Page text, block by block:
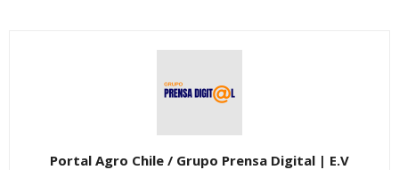
Portal Agro Chile / Grupo Prensa Digital | E.V